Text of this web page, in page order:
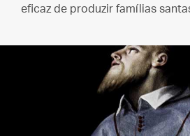
eficaz de produzir famílias